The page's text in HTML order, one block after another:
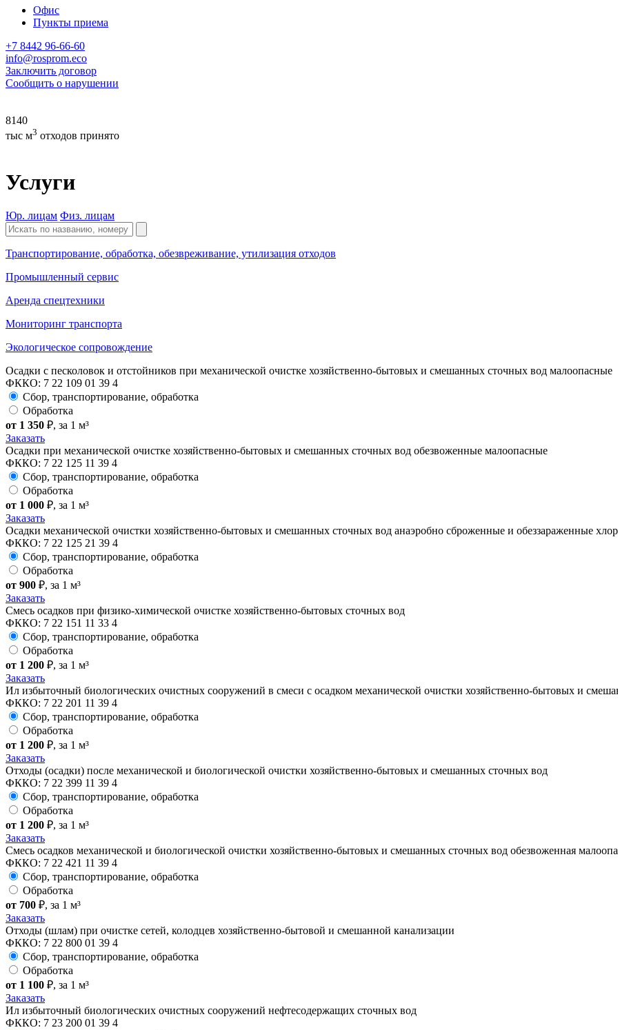
Офис
Пункты приема
+7 8442 96-66-60
info@rosprom.eco
Заключить договор
Сообщить о нарушении
8140
тыс м3 отходов принято
Услуги
Юр. лицам Физ. лицам
Транспортирование, обработка, обезвреживание, утилизация отходов
Промышленный сервис
Аренда спецтехники
Мониторинг транспорта
Экологическое сопровождение
Осадки с песколовок и отстойников при механической очистке хозяйственно-бытовых и смешанных сточных вод малоопасные
ФККО: 7 22 109 01 39 4
Сбор, транспортирование, обработка
Обработка
от 1 350 ₽, за 1 м³
Заказать
Осадки при механической очистке хозяйственно-бытовых и смешанных сточных вод обезвоженные малоопасные
ФККО: 7 22 125 11 39 4
Сбор, транспортирование, обработка
Обработка
от 1 000 ₽, за 1 м³
Заказать
Осадки механической очистки хозяйственно-бытовых и смешанных сточных вод анаэробно сброженные и обеззараженные
ФККО: 7 22 125 21 39 4
Сбор, транспортирование, обработка
Обработка
от 900 ₽, за 1 м³
Заказать
Смесь осадков при физико-химической очистке хозяйственно-бытовых сточных вод
ФККО: 7 22 151 11 33 4
Сбор, транспортирование, обработка
Обработка
от 1 200 ₽, за 1 м³
Заказать
Ил избыточный биологических очистных сооружений в смеси с осадком механической очистки хозяйственно-бытовых и
ФККО: 7 22 201 11 39 4
Сбор, транспортирование, обработка
Обработка
от 1 200 ₽, за 1 м³
Заказать
Отходы (осадки) после механической и биологической очистки хозяйственно-бытовых и смешанных сточных вод
ФККО: 7 22 399 11 39 4
Сбор, транспортирование, обработка
Обработка
от 1 200 ₽, за 1 м³
Заказать
Смесь осадков механической и биологической очистки хозяйственно-бытовых и смешанных сточных вод обезвоженная
ФККО: 7 22 421 11 39 4
Сбор, транспортирование, обработка
Обработка
от 700 ₽, за 1 м³
Заказать
Отходы (шлам) при очистке сетей, колодцев хозяйственно-бытовой и смешанной канализации
ФККО: 7 22 800 01 39 4
Сбор, транспортирование, обработка
Обработка
от 1 100 ₽, за 1 м³
Заказать
Ил избыточный биологических очистных сооружений нефтесодержащих сточных вод
ФККО: 7 23 200 01 39 4